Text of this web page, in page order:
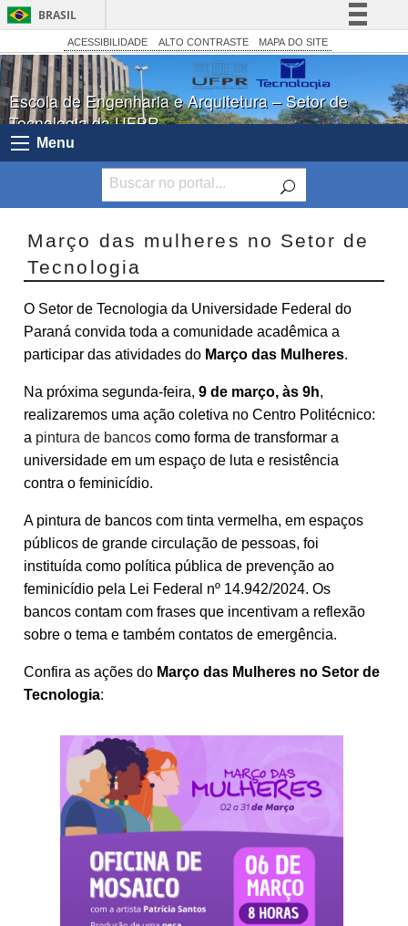
BRASIL
Simplifique!
Comunica BR
Participe
Acesso à informação
Canais
ACESSIBILIDADE ALTO CONTRASTE MAPA DO SITE
Escola de Engenharia e Arquitetura – Setor de
Tecnologia da UFPR
Menu
Março das mulheres no Setor de
Tecnologia
O Setor de Tecnologia da Universidade Federal do
Paraná convida toda a comunidade acadêmica a
participar das atividades do Março das Mulheres.
Na próxima segunda-feira, 9 de março, às 9h,
realizaremos uma ação coletiva no Centro Politécnico:
a pintura de bancos como forma de transformar a
universidade em um espaço de luta e resistência
contra o feminicídio.
A pintura de bancos com tinta vermelha, em espaços
públicos de grande circulação de pessoas, foi
instituída como política pública de prevenção ao
feminicídio pela Lei Federal nº 14.942/2024. Os
bancos contam com frases que incentivam a reflexão
sobre o tema e também contatos de emergência.
Confira as ações do Março das Mulheres no Setor de
Tecnologia: